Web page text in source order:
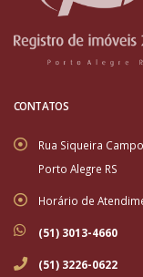
CONTATOS
Rua Siqueira
Porto Alegre RS
Horário de
(51) 3013-4660
(51) 3226-0622